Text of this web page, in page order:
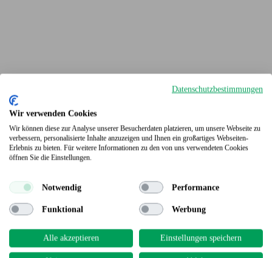
Terrassendielen
Datenschutzbestimmungen
Wir verwenden Cookies
Wir können diese zur Analyse unserer Besucherdaten platzieren, um unsere Webseite zu
verbessern, personalisierte Inhalte anzuzeigen und Ihnen ein großartiges Webseiten-
Erlebnis zu bieten. Für weitere Informationen zu den von uns verwendeten Cookies
öffnen Sie die Einstellungen.
Notwendig Performance
Funktional Werbung
Alle akzeptieren Einstellungen speichern